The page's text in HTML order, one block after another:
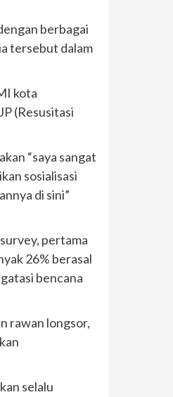
berbagai
tersebut dalam
kota
(Resusitasi
“saya sangat
sosialisasi
di sini”
pertama
26% berasal
bencana
rawan longsor,
selalu